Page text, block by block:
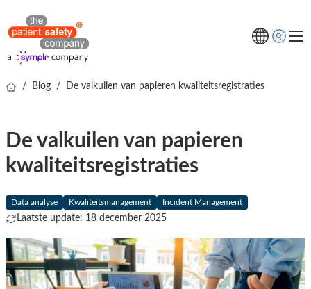
Kenniscentrum
Over ons
Gratis online demo
/ Blog / De valkuilen van papieren kwaliteitsregistraties
De valkuilen van papieren
kwaliteitsregistraties
Data analyse Kwaliteitsmanagement Incident Management
Laatste update: 18 december 2025